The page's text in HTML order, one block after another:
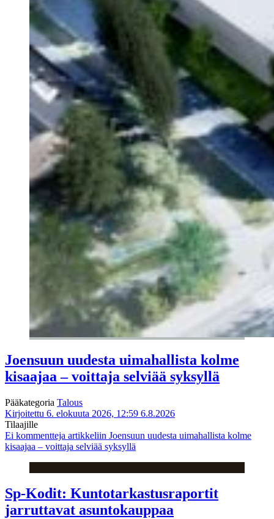
Joensuun uudesta uimahallista kolme
kisaajaa – voittaja selviää syksyllä
Pääkategoria Talous
Kirjoitettu 6. elokuuta 2026, 12:59 6.8.2026
Tilaajille
Ei kommentteja artikkeliin Joensuun uudesta uimahallista kolme
kisaajaa – voittaja selviää syksyllä
Sp-Kodit: Kuntotarkastusraportit
jarruttavat asuntokauppaa